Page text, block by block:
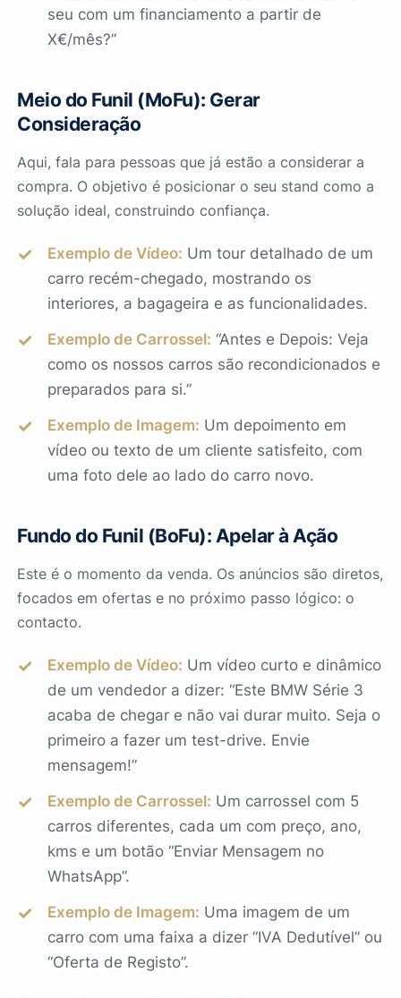
seu com um financiamento a partir de
X€/mês?”
Meio do Funil (MoFu): Gerar
Consideração
Aqui, fala para pessoas que já estão a considerar a
compra. O objetivo é posicionar o seu stand como a
solução ideal, construindo confiança.
Exemplo de Vídeo: Um tour detalhado de um
carro recém-chegado, mostrando os
interiores, a bagageira e as funcionalidades.
Exemplo de Carrossel: “Antes e Depois: Veja
como os nossos carros são recondicionados e
preparados para si.”
Exemplo de Imagem: Um depoimento em
vídeo ou texto de um cliente satisfeito, com
uma foto dele ao lado do carro novo.
Fundo do Funil (BoFu): Apelar à Ação
Este é o momento da venda. Os anúncios são diretos,
focados em ofertas e no próximo passo lógico: o
contacto.
Exemplo de Vídeo: Um vídeo curto e dinâmico
de um vendedor a dizer: “Este BMW Série 3
acaba de chegar e não vai durar muito. Seja o
primeiro a fazer um test-drive. Envie
mensagem!”
Exemplo de Carrossel: Um carrossel com 5
carros diferentes, cada um com preço, ano,
kms e um botão “Enviar Mensagem no
WhatsApp”.
Exemplo de Imagem: Uma imagem de um
carro com uma faixa a dizer “IVA Dedutível” ou
“Oferta de Registo”.